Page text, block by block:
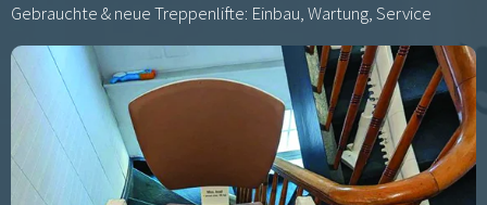
Gebrauchte & neue Treppenlifte: Einbau, Wartung, Service